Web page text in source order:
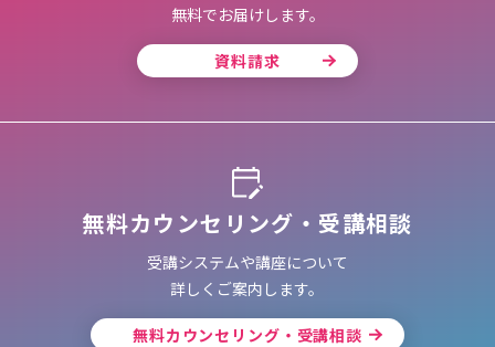
無料でお届けします。
資料請求
無料カウンセリング・受講相談
受講システムや講座について
詳しくご案内します。
無料カウンセリング・受講相談